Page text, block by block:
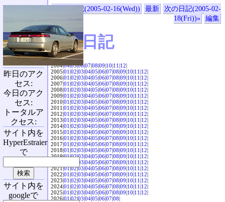
«前の日記(2005-02-16(Wed)) 最新
次の日記(2005-02-
18(Fri))»
編集
SVX日記
2004|04|05|06|07|08|09|10|11|12|
2005|01|02|03|04|05|06|07|08|09|10|11|12|
2006|01|02|03|04|05|06|07|08|09|10|11|12|
2007|01|02|03|04|05|06|07|08|09|10|11|12|
2008|01|02|03|04|05|06|07|08|09|10|11|12|
2009|01|02|03|04|05|06|07|08|09|10|11|12|
2010|01|02|03|04|05|06|07|08|09|10|11|12|
2011|01|02|03|04|05|06|07|08|09|10|11|12|
2012|01|02|03|04|05|06|07|08|09|10|11|12|
2013|01|02|03|04|05|06|07|08|09|10|11|12|
2014|01|02|03|04|05|06|07|08|09|10|11|12|
2015|01|02|03|04|05|06|07|08|09|10|11|12|
2016|01|02|03|04|05|06|07|08|09|10|11|12|
2017|01|02|03|04|05|06|07|08|09|10|11|12|
2018|01|02|03|04|05|06|07|08|09|10|11|12|
2019|01|02|03|04|05|06|07|08|09|10|11|12|
03|04|05|06|07|08|09|10|11|12|
2021|01|02|03|04|05|06|07|08|09|10|11|12|
2022|01|02|03|04|05|06|07|08|09|10|11|12|
2023|01|02|03|04|05|06|07|08|09|10|11|12|
2024|01|02|03|04|05|06|07|08|09|10|11|12|
2025|01|02|03|04|05|06|07|08|09|10|11|12|
2026|01|02|03|04|05|06|07|08|
昨日のアク
セス:
今日のアク
セス:
トータルア
クセス:
サイト内を
HyperEstraier
で
サイト内を
googleで